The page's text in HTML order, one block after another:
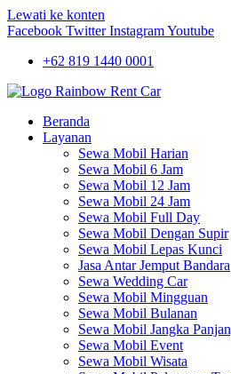
Lewati ke konten
Facebook Twitter InstagramYoutube
+62 819 1440 0001
Beranda
Layanan
Sewa Mobil Harian
Sewa Mobil 6 Jam
Sewa Mobil 12 Jam
Sewa Mobil 24 Jam
Sewa Mobil Full Day
Sewa Mobil Dengan Supir
Sewa Mobil Lepas Kunci
Jasa Antar Jemput Bandara
Sewa Wedding Car
Sewa Mobil Mingguan
Sewa Mobil Bulanan
Sewa Mobil Jangka
Sewa Mobil Event
Sewa Mobil Wisata